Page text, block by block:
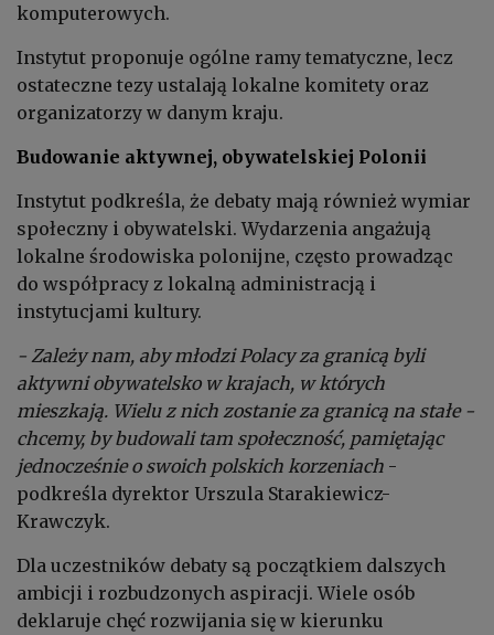
komputerowych.
Instytut proponuje ogólne ramy tematyczne, lecz
ostateczne tezy ustalają lokalne komitety oraz
organizatorzy w danym kraju.
Budowanie aktywnej, obywatelskiej Polonii
Instytut podkreśla, że debaty mają również wymiar
społeczny i obywatelski. Wydarzenia angażują
lokalne środowiska polonijne, często prowadząc
do współpracy z lokalną administracją i
instytucjami kultury.
- Zależy nam, aby młodzi Polacy za granicą byli
aktywni obywatelsko w krajach, w których
mieszkają. Wielu z nich zostanie za granicą na stałe -
chcemy, by budowali tam społeczność, pamiętając
jednocześnie o swoich polskich korzeniach -
podkreśla dyrektor Urszula Starakiewicz-
Krawczyk.
Dla uczestników debaty są początkiem dalszych
ambicji i rozbudzonych aspiracji. Wiele osób
deklaruje chęć rozwijania się w kierunku